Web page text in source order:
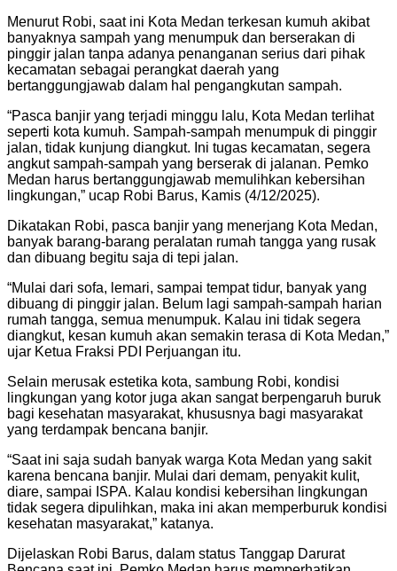
Menurut Robi, saat ini Kota Medan terkesan kumuh akibat
banyaknya sampah yang menumpuk dan berserakan di
pinggir jalan tanpa adanya penanganan serius dari pihak
kecamatan sebagai perangkat daerah yang
bertanggungjawab dalam hal pengangkutan sampah.
“Pasca banjir yang terjadi minggu lalu, Kota Medan terlihat
seperti kota kumuh. Sampah-sampah menumpuk di pinggir
jalan, tidak kunjung diangkut. Ini tugas kecamatan, segera
angkut sampah-sampah yang berserak di jalanan. Pemko
Medan harus bertanggungjawab memulihkan kebersihan
lingkungan,” ucap Robi Barus, Kamis (4/12/2025).
Dikatakan Robi, pasca banjir yang menerjang Kota Medan,
banyak barang-barang peralatan rumah tangga yang rusak
dan dibuang begitu saja di tepi jalan.
“Mulai dari sofa, lemari, sampai tempat tidur, banyak yang
dibuang di pinggir jalan. Belum lagi sampah-sampah harian
rumah tangga, semua menumpuk. Kalau ini tidak segera
diangkut, kesan kumuh akan semakin terasa di Kota Medan,”
ujar Ketua Fraksi PDI Perjuangan itu.
Selain merusak estetika kota, sambung Robi, kondisi
lingkungan yang kotor juga akan sangat berpengaruh buruk
bagi kesehatan masyarakat, khususnya bagi masyarakat
yang terdampak bencana banjir.
“Saat ini saja sudah banyak warga Kota Medan yang sakit
karena bencana banjir. Mulai dari demam, penyakit kulit,
diare, sampai ISPA. Kalau kondisi kebersihan lingkungan
tidak segera dipulihkan, maka ini akan memperburuk kondisi
kesehatan masyarakat,” katanya.
Dijelaskan Robi Barus, dalam status Tanggap Darurat